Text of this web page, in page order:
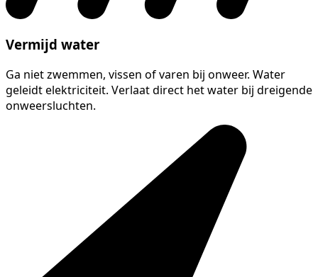
Vermijd water
Ga niet zwemmen, vissen of varen bij onweer. Water
geleidt elektriciteit. Verlaat direct het water bij dreigende
onweersluchten.